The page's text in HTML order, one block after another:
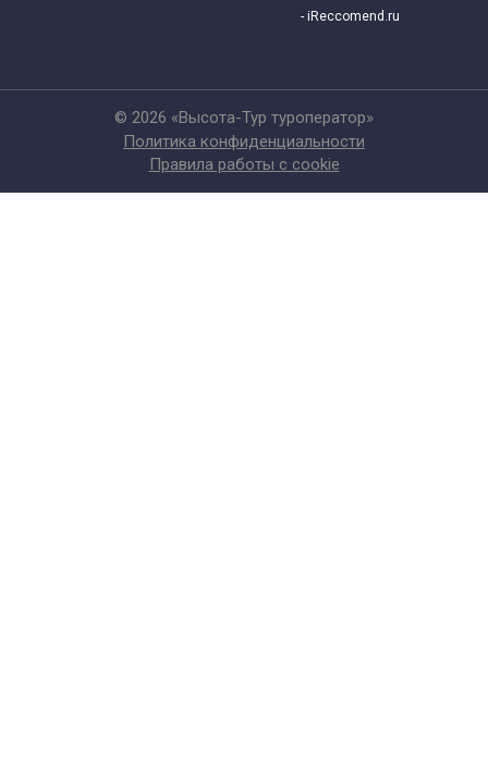
- iReccomend.ru
© 2026 «Высота-Тур туроператор»
Политика конфиденциальности
Правила работы с cookie